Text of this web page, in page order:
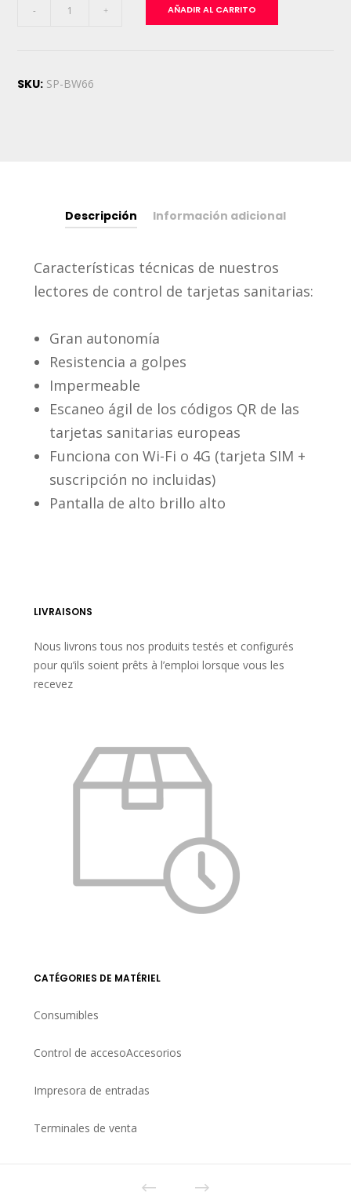
tarjetas
- + AÑADIR AL CARRITO
SKU: SP-BW66
Descripción Información adicional
Características técnicas de nuestros
lectores de control de tarjetas sanitarias:
Gran autonomía
Resistencia a golpes
Impermeable
Escaneo ágil de los códigos QR de las
tarjetas sanitarias europeas
Funciona con Wi-Fi o 4G (tarjeta SIM +
suscripción no incluidas)
Pantalla de alto brillo alto
LIVRAISONS
Nous livrons tous nos produits testés et configurés
pour qu’ils soient prêts à l’emploi lorsque vous les
recevez
CATÉGORIES DE MATÉRIEL
Consumibles
Control de accesoAccesorios
Impresora de entradas
Terminales de venta